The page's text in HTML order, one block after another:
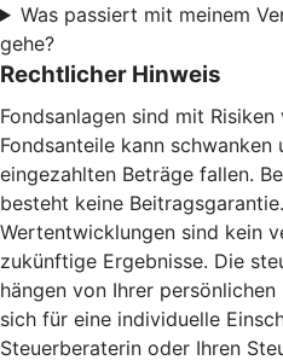
Was passiert mit meinem
gehe?
Rechtlicher Hinweis
Fondsanlagen sind mit
Fondsanteile kann
eingezahlten Beträge fallen.
besteht keine
Wertentwicklungen sind kein
zukünftige Ergebnisse. Die
hängen von Ihrer
sich für eine individuelle
Steuerberaterin oder Ihren